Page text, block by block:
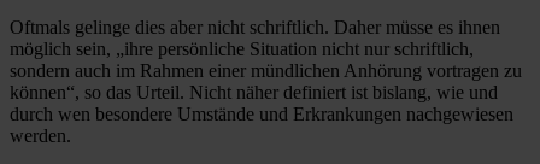
Oftmals gelinge dies aber nicht schriftlich. Daher müsse es ihnen
möglich sein, „ihre persönliche Situation nicht nur schriftlich,
sondern auch im Rahmen einer mündlichen Anhörung vortragen zu
können“, so das Urteil. Nicht näher definiert ist bislang, wie und
durch wen besondere Umstände und Erkrankungen nachgewiesen
werden.